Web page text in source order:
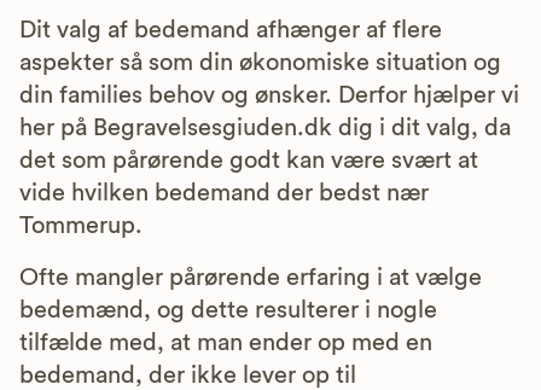
Dit valg af bedemand afhænger af flere
aspekter så som din økonomiske situation og
din families behov og ønsker. Derfor hjælper vi
her på Begravelsesgiuden.dk dig i dit valg, da
det som pårørende godt kan være svært at
vide hvilken bedemand der bedst nær
Tommerup.
Ofte mangler pårørende erfaring i at vælge
bedemænd, og dette resulterer i nogle
tilfælde med, at man ender op med en
bedemand, der ikke lever op til